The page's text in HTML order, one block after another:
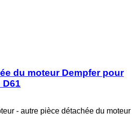
du moteur Dempfer pour
- autre pièce détachée du moteur